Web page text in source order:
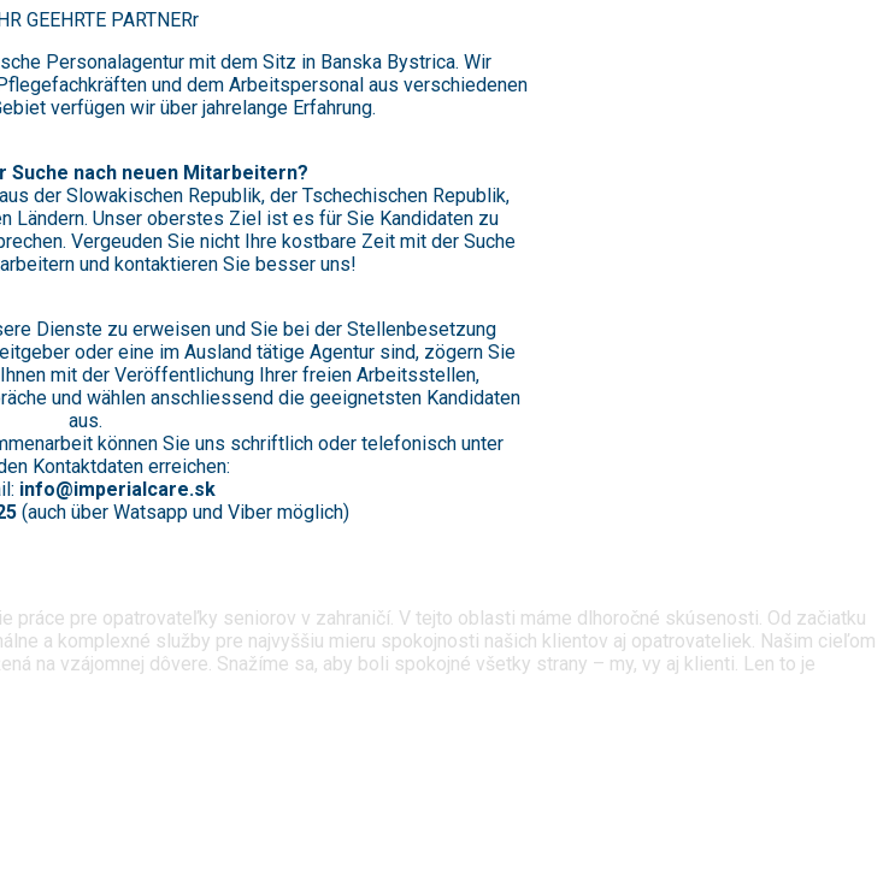
GEEHRTE PARTNERr
Personalagentur mit dem Sitz in Banska Bystrica. Wir
und dem Arbeitspersonal aus verschiedenen
verfügen wir über jahrelange Erfahrung.
Suche nach neuen Mitarbeitern?
der Slowakischen Republik, der Tschechischen Republik,
Ländern. Unser oberstes Ziel ist es für Sie Kandidaten zu
Vergeuden Sie nicht Ihre kostbare Zeit mit der Suche
und kontaktieren Sie besser uns!
Dienste zu erweisen und Sie bei der Stellenbesetzung
oder eine im Ausland tätige Agentur sind, zögern Sie
mit der Veröffentlichung Ihrer freien Arbeitsstellen,
und wählen anschliessend die geeignetsten Kandidaten
aus.
können Sie uns schriftlich oder telefonisch unter
Kontaktdaten erreichen:
info@imperialcare.sk
(auch über Watsapp und Viber möglich)
pre opatrovateľky seniorov v zahraničí. V tejto oblasti máme dlhoročné skúsenosti. Od začiatku
a komplexné služby pre najvyššiu mieru spokojnosti našich klientov aj opatrovateliek. Našim cieľom
na vzájomnej dôvere. Snažíme sa, aby boli spokojné všetky strany – my, vy aj klienti. Len to je